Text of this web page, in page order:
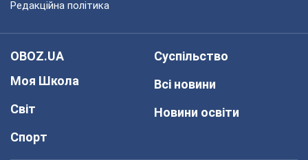
Редакційна політика
OBOZ.UA
Моя Школа
Світ
Спорт
Суспільство
Всі новини
Новини освіти